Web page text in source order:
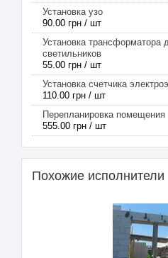
Установка узо
90.00 грн / шт
Установка трансформатора
светильников
55.00 грн / шт
Установка счетчика
110.00 грн / шт
Перепланировка помещения
555.00 грн / шт
Похожие исполнители